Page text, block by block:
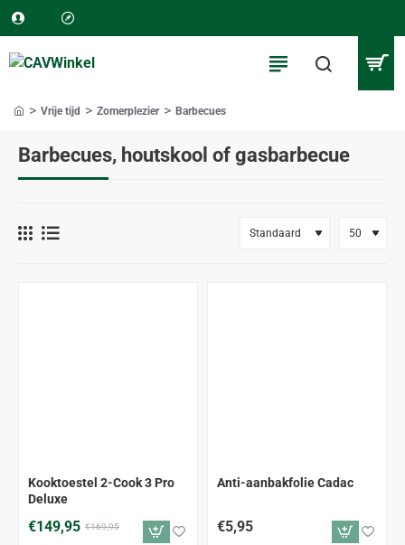
Barbecues, houtskool of gasbarbecue
Vrije tijd Zomerplezier Barbecues
Kooktoestel 2-Cook 3 Pro
Deluxe
€149,95 €169,95
Anti-aanbakfolie Cadac
€5,95